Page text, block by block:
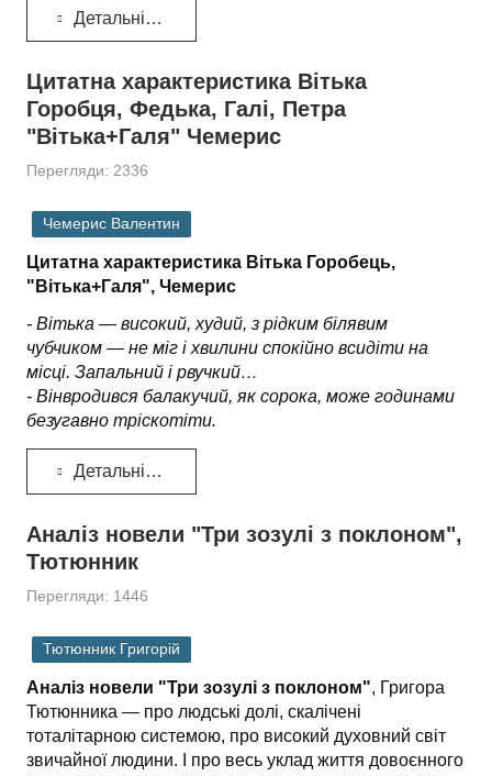
Детальніше...
Цитатна характеристика Вітька
Горобця, Федька, Галі, Петра
"Вітька+Галя" Чемерис
Перегляди: 2336
Чемерис Валентин
Цитатна характеристика Вітька Горобець,
"Вітька+Галя", Чемерис
- Вітька‌ — високий, худий, з рідким білявим
чубчиком — не міг і хвилини спокійно всидіти на
місці. Запальний і рвучкий…
- Він‌вродився балакучий, як сорока, може годинами
безугавно тріскотіти.
Детальніше...
Аналіз новели "Три зозулі з поклоном",
Тютюнник
Перегляди: 1446
Тютюнник Григорій
Аналіз новели "Три зозулі з поклоном", Григора
Тютюнника — про людські долі, скалічені
тоталітарною системою, про високий духовний світ
звичайної люди­ни. І про весь уклад життя довоєнного